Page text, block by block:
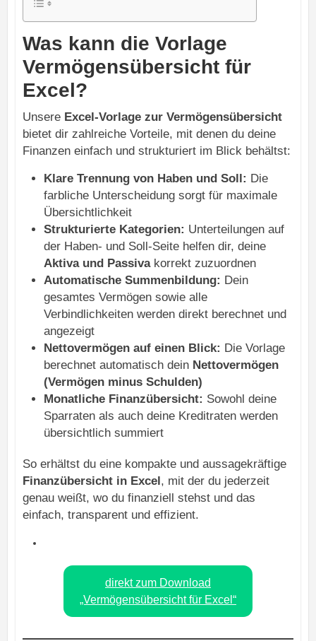
Was kann die Vorlage
Vermögensübersicht für
Excel?
Unsere Excel-Vorlage zur Vermögensübersicht
bietet dir zahlreiche Vorteile, mit denen du deine
Finanzen einfach und strukturiert im Blick behältst:
Klare Trennung von Haben und Soll: Die
farbliche Unterscheidung sorgt für maximale
Übersichtlichkeit
Strukturierte Kategorien: Unterteilungen auf
der Haben- und Soll-Seite helfen dir, deine
Aktiva und Passivakorrekt zuzuordnen
Automatische Summenbildung: Dein
gesamtes Vermögen sowie alle
Verbindlichkeiten werden direkt berechnet und
angezeigt
Nettovermögen auf einen Blick: Die Vorlage
berechnet automatisch dein Nettovermögen
(Vermögen minus Schulden)
Monatliche Finanzübersicht: Sowohl deine
Sparraten als auch deine Kreditraten werden
übersichtlich summiert
So erhältst du eine kompakte und aussagekräftige
Finanzübersicht in Excel, mit der du jederzeit
genau weißt, wo du finanziell stehst und das
einfach, transparent und effizient.
direkt zum Download
„Vermögensübersicht für Excel“